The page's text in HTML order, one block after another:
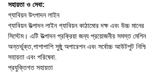
সহায়তা ও সেবা:
গ্যাবিয়ন উৎপাদন লাইন
গ্যাবিয়ন উত্পাদন লাইন গ্যাবিয়ন কাঠামোর দক্ষ এবং উচ্চ
সিস্টেম। এটি উত্পাদন প্রক্রিয়া জন্য প্রয়োজনীয় সমস্ত
অন্তর্ভুক্ত,পাশাপাশি সুষ্ঠু অপারেশন এবং সর্বোচ্চ আউটপুট
সহায়তা এবং পরিষেবা.
প্রযুক্তিগত সহায়তা